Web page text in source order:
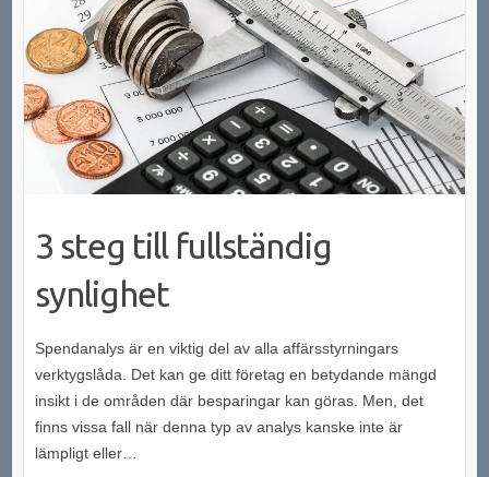
3 steg till fullständig
synlighet
Spendanalys är en viktig del av alla affärsstyrningars
verktygslåda. Det kan ge ditt företag en betydande mängd
insikt i de områden där besparingar kan göras. Men, det
finns vissa fall när denna typ av analys kanske inte är
lämpligt eller…